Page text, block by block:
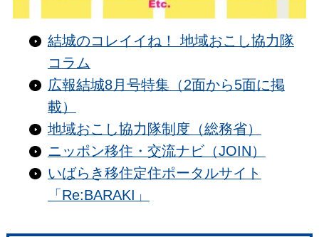
結城のコレイイね！ 地域おこし協力隊
コラム
広報結城8月号特集（2面から5面に掲
載）
地域おこし協力隊制度（総務省）
ニッポン移住・交流ナビ（JOIN）
いばらき移住定住ポータルサイト
「Re:BARAKI」